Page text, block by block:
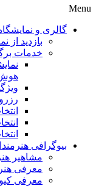
Menu
گالری و
بازدید از
خدمات
بیوگرافی
مشاهیر
معرفی
معرفی